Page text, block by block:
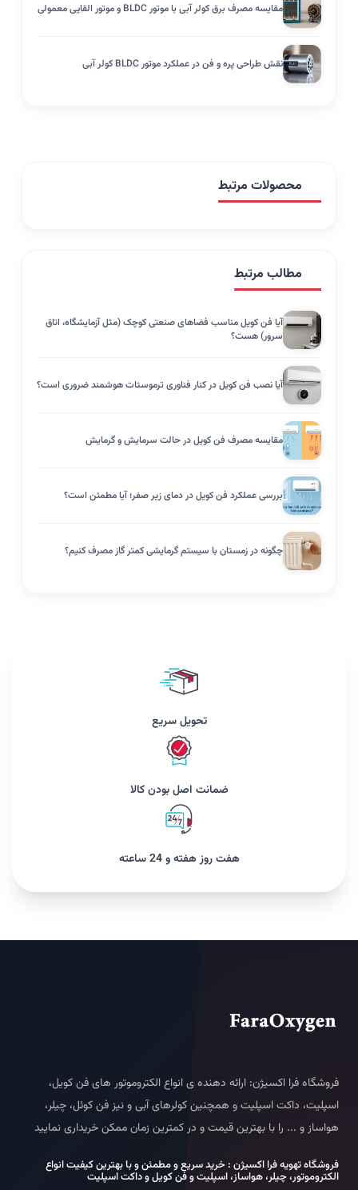
مقایسه مصرف برق کولر آبی با موتور BLDC و موتور القایی معمولی
نقش طراحی پره و فن در عملکرد موتور BLDC کولر آبی
محصولات مرتبط
مطالب مرتبط
آیا فن کویل مناسب فضاهای صنعتی کوچک (مثل آزمایشگاه، اتاق
سرور) هست؟
آیا نصب فن کویل در کنار فناوری ترموستات هوشمند ضروری است؟
مقایسه مصرف فن کویل در حالت سرمایش و گرمایش
بررسی عملکرد فن کویل در دمای زیر صفر؛ آیا مطمئن است؟
چگونه در زمستان با سیستم گرمایشی کمتر گاز مصرف کنیم؟
تحویل سریع
ضمانت اصل بودن کالا
هفت روز هفته و 24 ساعته
فروشگاه فرا اکسیژن: ارائه دهنده ی انواع الکتروموتور های فن کویل،
اسپلیت، داکت اسپلیت و همچنین کولرهای آبی و نیز فن کوئل، چیلر،
هواساز و ... را با بهترین قیمت و در کمترین زمان ممکن خریداری نمایید
فروشگاه تهویه فرا اکسیژن : خرید سریع و مطمئن و با بهترین کیفیت انواع
الکتروموتور، چیلر، هواساز، اسپلیت و فن کویل و داکت اسپلیت